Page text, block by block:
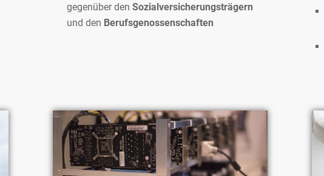
gegenüber den Sozialversicherungsträgern
und den Berufsgenossenschaften